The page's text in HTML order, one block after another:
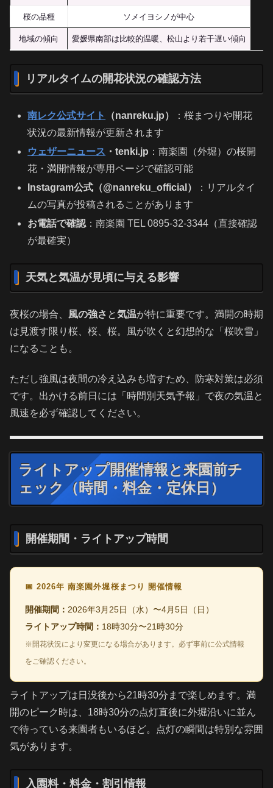
桜の品種 ソメイヨシノが中心
地域の傾向 愛媛県南部は比較的温暖、松山より若干遅い傾向
リアルタイムの開花状況の確認方法
南レク公式サイト （nanreku.jp）
：桜まつりや開花
状況の最新情報が更新されます
ウェザーニュース ・tenki.jp ：南楽園（外堀）の桜開
花・満開情報が専用ページで確認可能
Instagram公式（@nanreku_official）
：リアルタイ
ムの写真が投稿されることがあります
お電話で確認 ：南楽園 TEL 0895-32-3344（直接確認
が最確実）
天気と気温が見頃に与える影響
夜桜の場合、 風の強さ と気温が特に重要です。満開の時期
は見渡す限り桜、桜、桜。風が吹くと幻想的な「桜吹雪」
になることも。
ただし強風は夜間の冷え込みも増すため、防寒対策は必須
です。出かける前日には「時間別天気予報」で夜の気温と
風速を必ず確認してください。
ライトアップ開催情報と来園前チ
ェック（時間・料金・定休日）
開催期間・ライトアップ時間
📅 2026年 南楽園外堀桜まつり 開催情報
開催期間： 2026年3月25日（水）〜4月5日（日）
ライトアップ時間： 18時30分〜21時30分
※開花状況により変更になる場合があります。必ず事前に公式情報
をご確認ください。
ライトアップは日没後から21時30分まで楽しめます。満
開のピーク時は、18時30分の点灯直後に外堀沿いに並ん
で待っている来園者もいるほど。点灯の瞬間は特別な雰囲
気があります。
入園料・料金・割引情報